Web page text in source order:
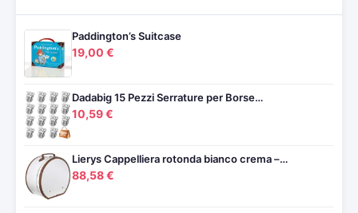
Paddington’s Suitcase
19,00 €
Dadabig 15 Pezzi Serrature per Borse…
10,59 €
Lierys Cappelliera rotonda bianco crema –…
88,58 €